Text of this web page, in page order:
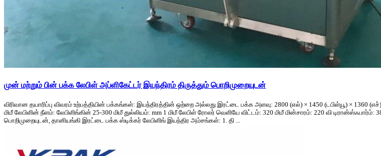
முன் மற்றும் பின் பக்க லேபிள் அப்ளிகேட்டர் இயந்திரம் திருத்தும் பொறிமுறையுடன்
விரிவான தயாரிப்பு விவரம் உற்பத்தியின் பக்கங்கள்: இயந்திரத்தின் ஒற்றை அல்லது இரட்டை பக்க அளவு: 2800 (எல்) × 1450 (டபிள்யூ) × 1360
மிமீ லேபிளின் நீளம்: லேபிளிங்கின் 25-300 மிமீ துல்லியம்: mm 1 மிமீ லேபிள் ரோலர் வெளியே விட்டம்: 320 மிமீ மின்சாரம்: 220 வி
பொறிமுறையுடன், தானியங்கி இரட்டை பக்க ஸ்டிக்கர் லேபிளிங் இயந்திர அம்சங்கள்: 1. தி ...